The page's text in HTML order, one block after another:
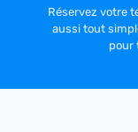
Réservez votre
aussi tout
pour